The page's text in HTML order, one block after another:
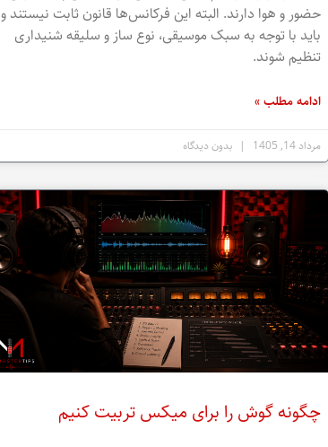
حضور و هوا دارند. البته این فرکانس‌ها قانون ثابت نیستند و
باید با توجه به سبک موسیقی، نوع ساز و سلیقه شنیداری
تنظیم شوند.
ادامه مطلب »
مرداد 14, 1405 بدون دیدگاه
چگونه گوش را برای میکس تربیت کنیم